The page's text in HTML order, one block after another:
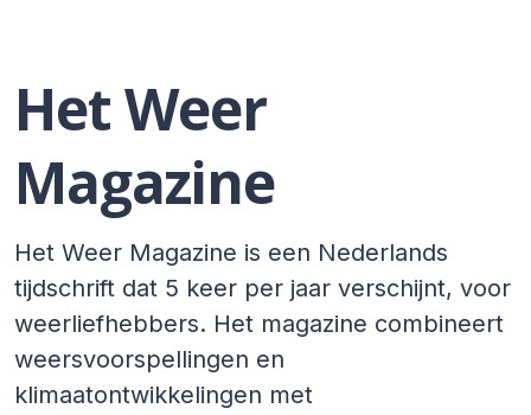
Het Weer
Magazine
Het Weer Magazine is een Nederlands
tijdschrift dat 5 keer per jaar verschijnt, voor
weerliefhebbers. Het magazine combineert
weersvoorspellingen en
klimaatontwikkelingen met